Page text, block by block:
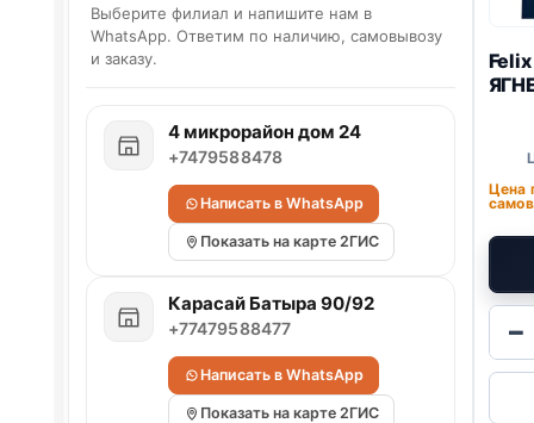
Felix
Цена
−
Выберите филиал и напишите нам в
WhatsApp. Ответим по наличию, самовывозу
и заказу.
4 микрорайон дом 24
+7479588478
Написать в WhatsApp
Показать на карте 2ГИС
Карасай Батыра 90/92
+77479588477
Написать в WhatsApp
Показать на карте 2ГИС